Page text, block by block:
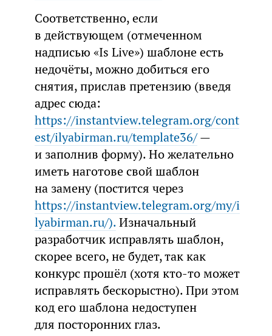
Соответственно, если
в действующем (отмеченном
надписью «Is Live») шаблоне есть
недочёты, можно добиться его
снятия, прислав претензию (введя
адрес сюда:
https://instantview.telegram.org/cont
est/ilyabirman.ru/template36/—
и заполнив форму). Но желательно
иметь наготове свой шаблон
на замену (постится через
https://instantview.telegram.org/my/i
lyabirman.ru/).Изначальный
разработчик исправлять шаблон,
скорее всего, не будет, так как
конкурс прошёл (хотя кто-то может
исправлять бескорыстно). При этом
код его шаблона недоступен
для посторонних глаз.